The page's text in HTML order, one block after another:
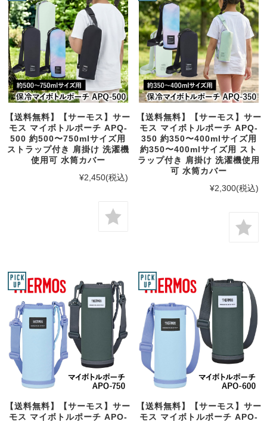
【送料無料】【サーモス】サー
モス マイボトルポーチ APQ-
500 約500〜750mlサイズ用
ストラップ付き 肩掛け 洗濯機
使用可 水筒カバー
¥2,450(税込)
【送料無料】【サーモス】サー
モス マイボトルポーチ APQ-
350 約350〜400mlサイズ用
約350〜400mlサイズ用 スト
ラップ付き 肩掛け 洗濯機使用
可 水筒カバー
¥2,300(税込)
【送料無料】【サーモス】サー
モス マイボトルポーチ APO-
【送料無料】【サーモス】サー
モス マイボトルポーチ APO-